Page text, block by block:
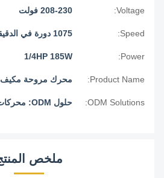
Voltage: 208-230 فولت
Speed:
Power:
1/4HP 185W
Product Name: محرك مروحة مكيف الهواء
ODM Solutions: حلول ODM: محركات AC و EC مخصصة
ملخص المنتج